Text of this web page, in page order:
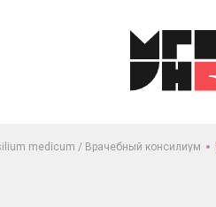
medicum / Врачебный консилиум